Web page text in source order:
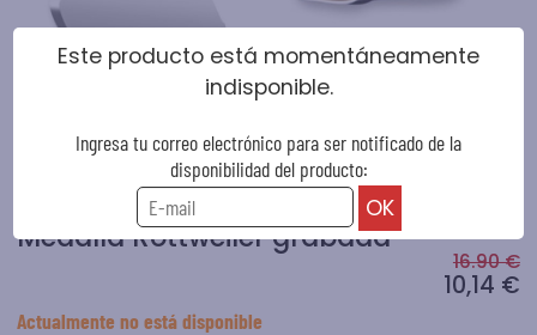
Medalla Rottweiler grabada
16.90 €
10,14 €
Actualmente no está disponible
Este producto está momentáneamente
indisponible.
Ingresa tu correo electrónico para ser notificado de la
disponibilidad del producto: